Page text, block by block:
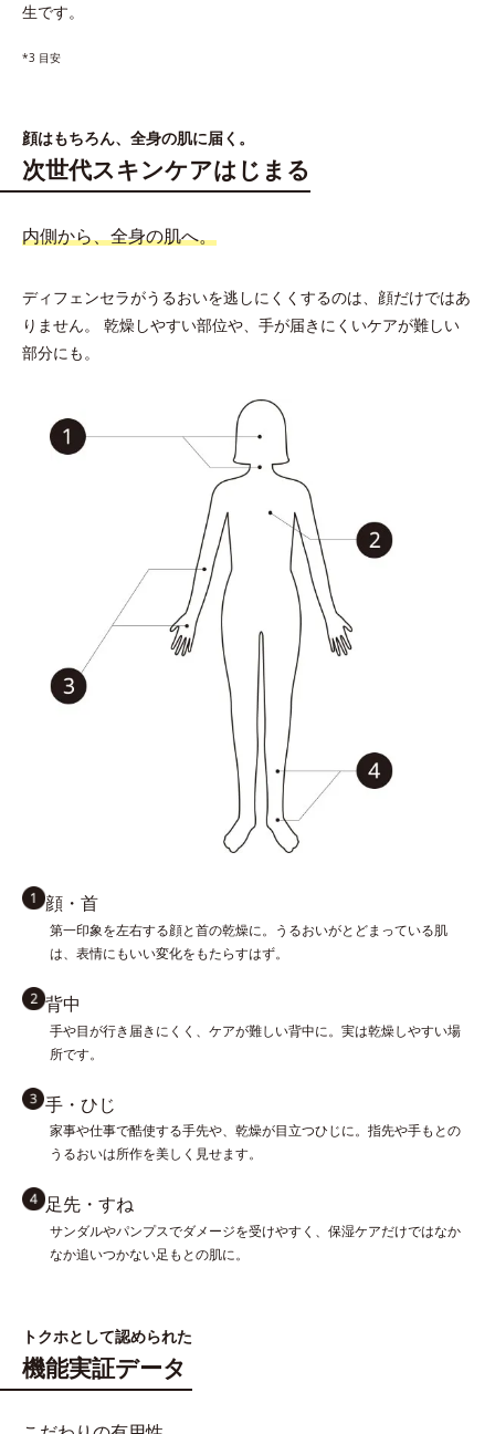
生です。
*3 目安
顔はもちろん、全身の肌に届く。
次世代スキンケアはじまる
内側から、全身の肌へ。
ディフェンセラがうるおいを逃しにくくするのは、顔だけではあ
りません。
乾燥しやすい部位や、手が届きにくいケアが難しい
部分にも。
顔・首
第一印象を左右する顔と首の乾燥に。うるおいがとどまっている肌
は、表情にもいい変化をもたらすはず。
背中
手や目が行き届きにくく、ケアが難しい背中に。実は乾燥しやすい場
所です。
手・ひじ
家事や仕事で酷使する手先や、乾燥が目立つひじに。指先や手もとの
うるおいは所作を美しく見せます。
足先・すね
サンダルやパンプスでダメージを受けやすく、保湿ケアだけではなか
なか追いつかない足もとの肌に。
トクホとして認められた
機能実証データ